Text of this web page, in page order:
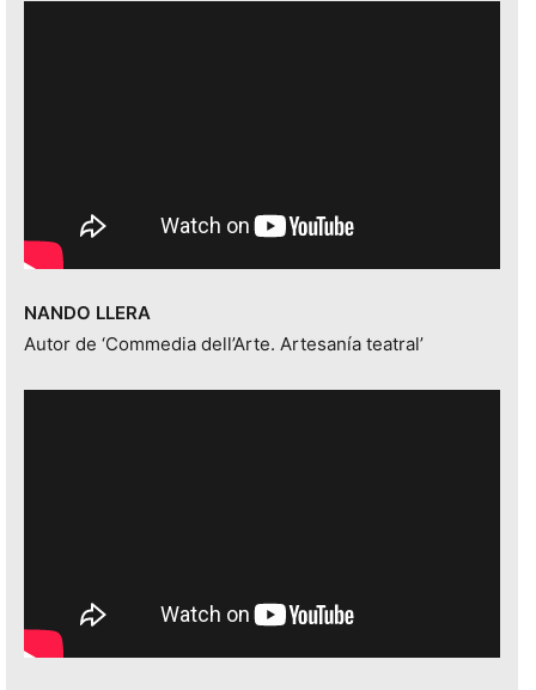
NANDO LLERA
Autor de ‘Commedia dell’Arte. Artesanía teatral’